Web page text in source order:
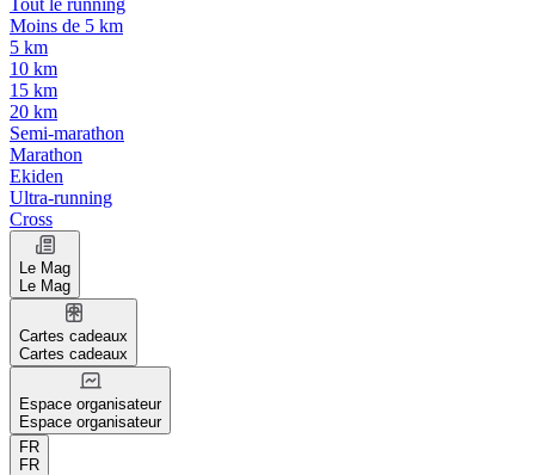
Moins de 5 km
5 km
10 km
15 km
20 km
Semi-marathon
Marathon
Ekiden
Ultra-running
Cross
Le Mag
Le Mag
Cartes cadeaux
Cartes cadeaux
Espace organisateur
Espace organisateur
FR
FR